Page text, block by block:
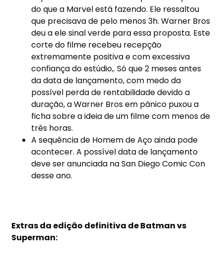
do que a Marvel está fazendo. Ele ressaltou
que precisava de pelo menos 3h. Warner Bros
deu a ele sinal verde para essa proposta. Este
corte do filme recebeu recepção
extremamente positiva e com excessiva
confiança do estúdio,. Só que 2 meses antes
da data de lançamento, com medo da
possível perda de rentabilidade devido a
duração, a Warner Bros em pânico puxou a
ficha sobre a ideia de um filme com menos de
três horas.
A sequência de Homem de Aço ainda pode
acontecer. A possível data de lançamento
deve ser anunciada na San Diego Comic Con
desse ano.
Extras da edição definitiva de Batman vs
Superman: